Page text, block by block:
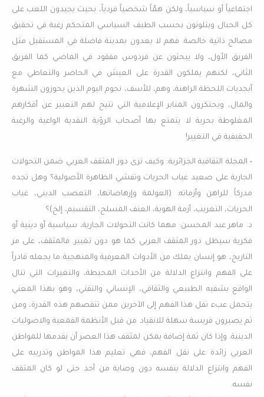
اجتماعياً أو سياسياً، ولكن همّاً شخصياً فردياً، بحيث يجيدون اللعب على
كل الحبال ويتلونون بحسب الطيف السياسي المتحكم رغبة في تحقيق
مصالح ذاتية خالصة. فهم لا يعدون بمدينة فاضلة في المستقبل مثل
الفريق الأول، ولا يبحثون عن فردوس مفقود في الماضي كما الفريق
الثاني، لكنهم يملكون القدرة على العيش في الحاضر والتعاطي مع
أبجديات اللحظة الراهنة، وهم، للأسف، نجوم اليوم الذين يحوزون الشهرة
والمال، ويحتكرون المنابر الإعلامية التي تتيح لهم التعبير عن أفكارهم
المغلوطة بحرية لا يتمتع بها أصحاب الرؤية النقدية الواعية والرغبة
الحقيقية في التغيير!
• المجلة الثقافية الجزائرية: وكيف ترى دور المثقف العربي ضمن التحولات
الجارية على صعيد غياب الحريات وتفشي الظاهرة الأصولية؟ وهل تجده
مدركاً للراهن وأزماته: (العولمة وإرهاصاتها، التعصب الديني، غياب
الحريات، التغريب، أزمة الهوية، العنف المسلح، التقسيم، إلخ)؟
د. ماهر عبد المحسن: مهما كانت التحولات الجارية، سياسية أو دينية أو
فكرية سيظل دور المثقف العربي كما هو دون تغيير. فالمثقف، على مر
التاريخ، هو إنسان يملك من الأدوات المعرفية والمنهجية ما يجعله قادراً
على الفهم وانتزاع الدلالة من الأحداث المحيطة، والتغيرات التي تنال
الواقع بشقيه الطبيعي والثقافي، الإنساني والتقني، وهو بهذا المعني
يتحمل عبء نقل هذا الفهم إلى الآخرين ممن تنقصهم هذه القدرة، ومن
ثم يصيرون فريسة سهلة للانقياد من قبل الأنظمة القمعية والاصوليات
الدينية. وإذا كان ثمة إضافة يمكن لمثقف هذا العصر أن يقدمها للمواطن
العربي زائدة على نقل الفهم، فهي تعليم هذا المواطن وتدريبه على
الفهم وانتزاع الدلالة بنفسه دون وصاية من أحد حتى لو كان المثقف
نفسه.